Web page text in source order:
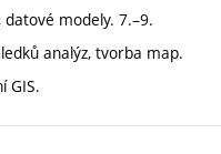
modely. 7.–9.
analýz, tvorba map.
GIS.